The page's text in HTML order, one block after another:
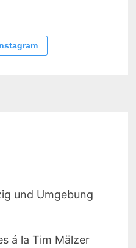
und Umgebung
á la Tim Mälzer